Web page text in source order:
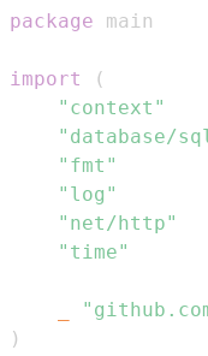
package
import
(
"context"
"database/
"fmt"
"log"
"net/http"
"time"
)